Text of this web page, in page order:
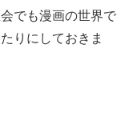
でも漫画の世界で
りにしておきま